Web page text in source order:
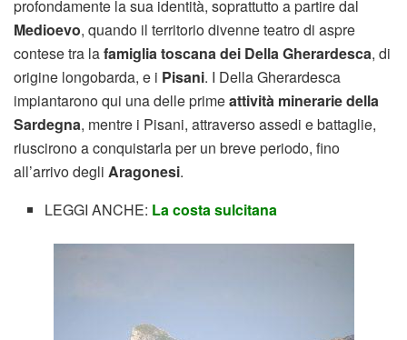
profondamente la sua identità, soprattutto a partire dal
Medioevo, quando il territorio divenne teatro di aspre
contese tra lafamiglia toscana dei Della Gherardesca, di
origine longobarda, e i Pisani. I Della Gherardesca
impiantarono qui una delle primeattività minerarie della
Sardegna, mentre i Pisani, attraverso assedi e battaglie,
riuscirono a conquistarla per un breve periodo, fino
all’arrivo degli Aragonesi.
LEGGI ANCHE: La costa sulcitana